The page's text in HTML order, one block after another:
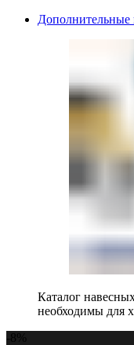
Каталог
необходимы для
-8%